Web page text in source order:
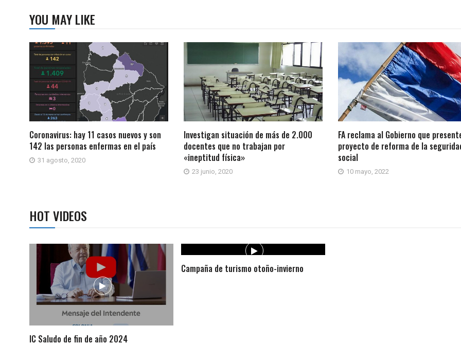
YOU MAY LIKE
Coronavirus: hay 11 casos nuevos y son
142 las personas enfermas en el país
31 agosto, 2020
Investigan situación de más de 2.000
docentes que no trabajan por
«ineptitud física»
23 junio, 2020
FA reclama al Gobierno que
proyecto de reforma de la
social
10 mayo, 2022
HOT VIDEOS
IC Saludo de fin de año 2024
Campaña de turismo otoño-invierno